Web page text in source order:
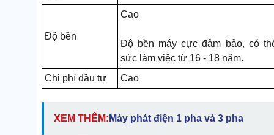
Độ bền
Cao
Độ bền máy cực đảm bảo, có
sức làm việc từ 16 - 18 năm.
Chi phí đầu tư
Cao
XEM THÊM: Máy phát điện 1 pha và 3 pha